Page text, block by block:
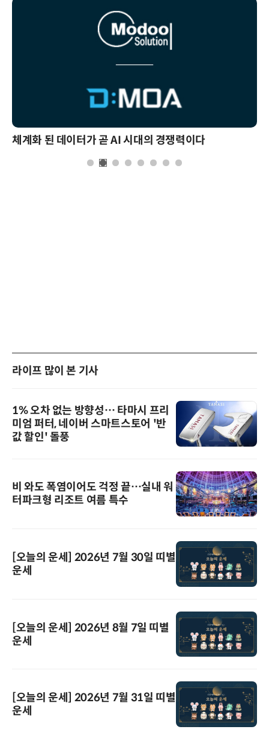
체계화 된 데이터가 곧 AI 시대의 경쟁력이다
라이프 많이 본 기사
1% 오차 없는 방향성… 타마시 프리
미엄 퍼터, 네이버 스마트스토어 '반
값 할인' 돌풍
비 와도 폭염이어도 걱정 끝…실내 워
터파크형 리조트 여름 특수
[오늘의 운세] 2026년 7월 30일 띠별
운세
[오늘의 운세] 2026년 8월 7일 띠별
운세
[오늘의 운세] 2026년 7월 31일 띠별
운세